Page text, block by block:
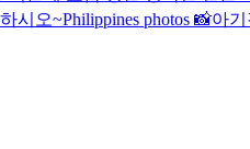
시오~Philippines photos 📸아